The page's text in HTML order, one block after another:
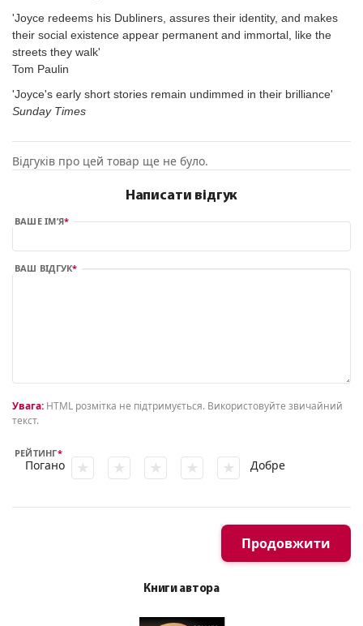
'Joyce redeems his Dubliners, assures their identity, and makes
their social existence appear permanent and immortal, like the
streets they walk'
Tom Paulin
'Joyce's early short stories remain undimmed in their brilliance'
Sunday Times
Відгуків про цей товар ще не було.
Написати відгук
ВАШЕ ІМ’Я
ВАШ ВІДГУК
Увага: HTML розмітка не підтримується. Використовуйте звичайний
текст.
РЕЙТИНГ
Погано Добре
Продовжити
Книги автора